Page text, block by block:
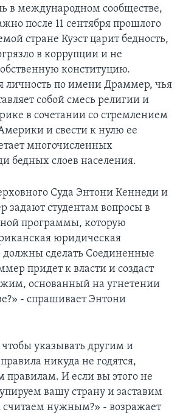
в международном сообществе,
после 11 сентября прошлого
стране Куэст царит бедность,
в коррупции и не
конституцию.
личность по имени Драммер, чья
собой смесь религии и
в сочетании со стремлением
и свести к нулю ее
многочисленных
бедных слоев населения.
Суда Энтони Кеннеди и
задают студентам вопросы в
программы, которую
юридическая
должны сделать Соединенные
придет к власти и создаст
основанный на угнетении
- спрашивает Энтони
указывать другим и
никуда не годятся,
И если вы этого не
вашу страну и заставим
считаем нужным?» - возражает